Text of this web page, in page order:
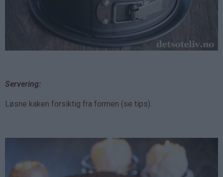
Servering:
Løsne kaken forsiktig fra formen (se tips).